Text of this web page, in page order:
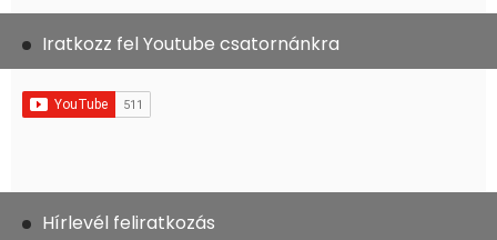
Iratkozz fel Youtube csatornánkra
Hírlevél feliratkozás